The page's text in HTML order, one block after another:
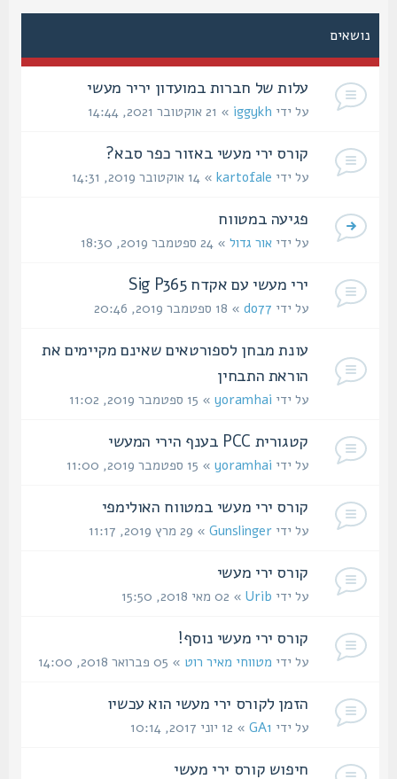
נושאים
עלות של חברות במועדון יריר מעשי
על ידיiggykh» 21 אוקטובר 2021, 14:44
קורס ירי מעשי באזור כפר סבא?
על ידיkartofale» 14 אוקטובר 2019, 14:31
פגיעה במטווח
על ידיאור גדול» 24 ספטמבר 2019, 18:30
ירי מעשי עם אקדח Sig P365
על ידיdo77» 18 ספטמבר 2019, 20:46
עונת מבחן לספורטאים שאינם מקיימים את
הוראת התבחין
על ידיyoramhai» 15 ספטמבר 2019, 11:02
קטגורית PCC בענף הירי המעשי
על ידיyoramhai» 15 ספטמבר 2019, 11:00
קורס ירי מעשי במטווח האולימפי
על ידיGunslinger» 29 מרץ 2019, 11:17
קורס ירי מעשי
על ידיUrib » 02 מאי 2018, 15:50
קורס ירי מעשי נוסף!
על ידימטווחי מאיר רוט» 05 פברואר 2018, 14:00
הזמן לקורס ירי מעשי הוא עכשיו
על ידיGA1 » 12 יוני 2017, 10:14
חיפוש קורס ירי מעשי